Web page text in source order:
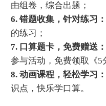
由组卷，综合出题；
6. 错题收集，针对练习：
的练习；
7. 口算题卡，免费赠送：
参与活动，免费领取《5
8. 动画课程，轻松学习：
识点，快乐学口算。